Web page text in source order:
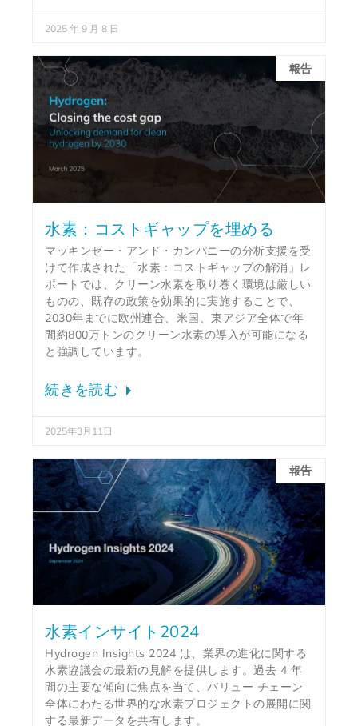
2025 年 9 月 8 日
報告
水素：コストギャップを埋める
マッキンゼー・アンド・カンパニーの分析支援を受
けて作成された「水素：コストギャップの解消」レ
ポートでは、クリーン水素を取り巻く環境は厳しい
ものの、既存の政策を効果的に実施することで、
2030年までに欧州連合、米国、東アジア全体で年
間約800万トンのクリーン水素の導入が可能になる
と強調しています。
続きを読む
2025年3月11日
報告
水素インサイト2024
Hydrogen Insights 2024 は、業界の進化に関する
水素協議会の最新の見解を提供します。過去 4 年
間の主要な傾向に焦点を当て、バリュー チェーン
全体にわたる世界的な水素プロジェクトの展開に関
する最新データを共有します。